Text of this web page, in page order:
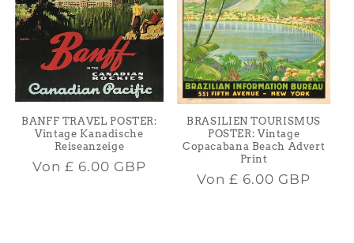
BANFF TRAVEL POSTER:
Vintage Kanadische
Reiseanzeige
Normaler
Von £ 6.00 GBP
BRASILIEN TOURISMUS
POSTER: Vintage
Copacabana Beach Advert
Print
Normaler
Von £ 6.00 GBP